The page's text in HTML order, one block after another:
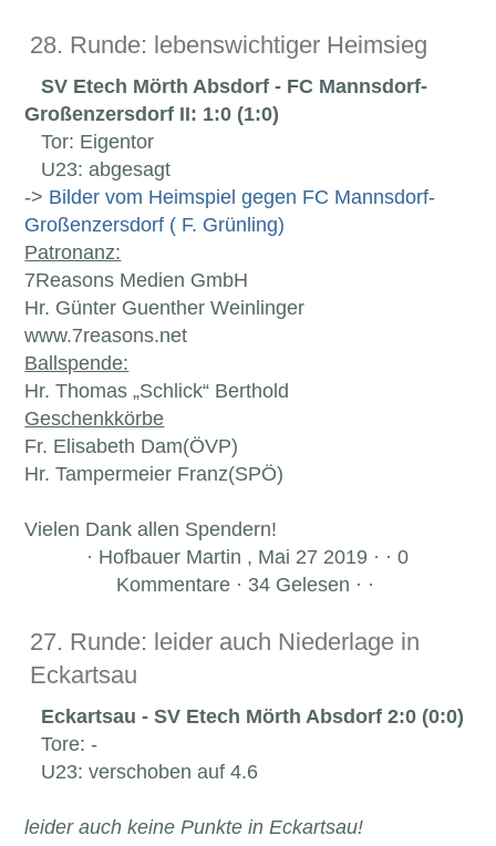
28. Runde: lebenswichtiger Heimsieg
SV Etech Mörth Absdorf - FC Mannsdorf-
Großenzersdorf II: 1:0 (1:0)
Tor: Eigentor
U23: abgesagt
-> Bilder vom Heimspiel gegen FC Mannsdorf-
Großenzersdorf ( F. Grünling)
Patronanz:
7Reasons Medien GmbH
Hr. Günter Guenther Weinlinger
www.7reasons.net
Ballspende:
Hr. Thomas „Schlick“ Berthold
Geschenkkörbe
Fr. Elisabeth Dam(ÖVP)
Hr. Tampermeier Franz(SPÖ)
Vielen Dank allen Spendern!
· Hofbauer Martin , Mai 27 2019 · · 0
Kommentare · 34 Gelesen · ·
27. Runde: leider auch Niederlage in
Eckartsau
Eckartsau - SV Etech Mörth Absdorf 2:0 (0:0)
Tore: -
U23: verschoben auf 4.6
leider auch keine Punkte in Eckartsau!